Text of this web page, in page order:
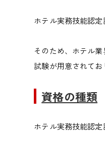
ホテル実務技能認
そのため、 ホテル
試験が用意されてお
資格の種類
ホテル実務技能認定